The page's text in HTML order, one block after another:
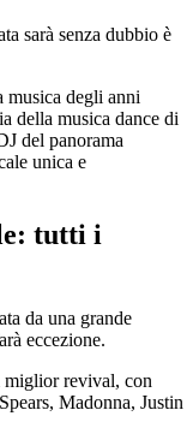
sarà senza dubbio è
musica degli anni
della musica dance di
del panorama
unica e
tutti i
da una grande
eccezione.
miglior revival, con
Madonna, Justin